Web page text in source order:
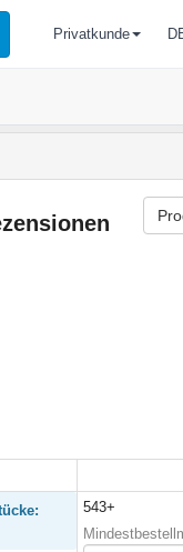
Privatkunde
543+